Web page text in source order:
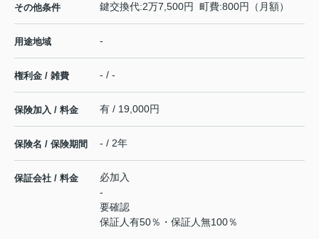
その他条件 鍵交換代:2万7,500円 町費:800円（月額）
用途地域 -
権利金 / 雑費 - / -
保険加入 / 料金 有 / 19,000円
保険名 / 保険期間 - / 2年
保証会社 / 料金
必加入
-
要確認
保証人有50％・保証人無100％